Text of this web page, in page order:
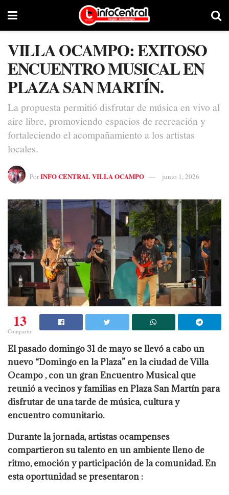
VILLA OCAMPO: EXITOSO
ENCUENTRO MUSICAL EN
PLAZA SAN MARTÍN.
La propuesta permitió disfrutar de música en vivo al
aire libre, promoviendo espacios de recreación y
fortaleciendo el acompañamiento a los artistas
locales.
PorINFO CENTRAL VILLA OCAMPO junio 1, 2026
13
Compartir
El pasado domingo 31 de mayo se llevó a cabo un
nuevo “Domingo en la Plaza” en la ciudad de Villa
Ocampo , con un gran Encuentro Musical que
reunió a vecinos y familias en Plaza San Martín para
disfrutar de una tarde de música, cultura y
encuentro comunitario.
Durante la jornada, artistas ocampenses
compartieron su talento en un ambiente lleno de
ritmo, emoción y participación de la comunidad. En
esta oportunidad se presentaron :